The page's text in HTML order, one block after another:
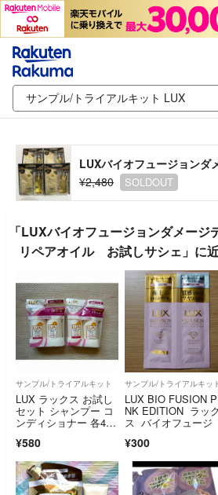
¥2,480
SOLDOUT
「LUXバイオフュージョンダメー
リペアオイル お試しサシェ」に
サンプル/トライアルキット
LUX ラックス お試し
セット シャンプー コ
ンディショナー 各40g
¥580
サンプル/トライアルキッ
LUX BIO FUSION
NK EDITION ラック
ス バイオフュージ
¥300